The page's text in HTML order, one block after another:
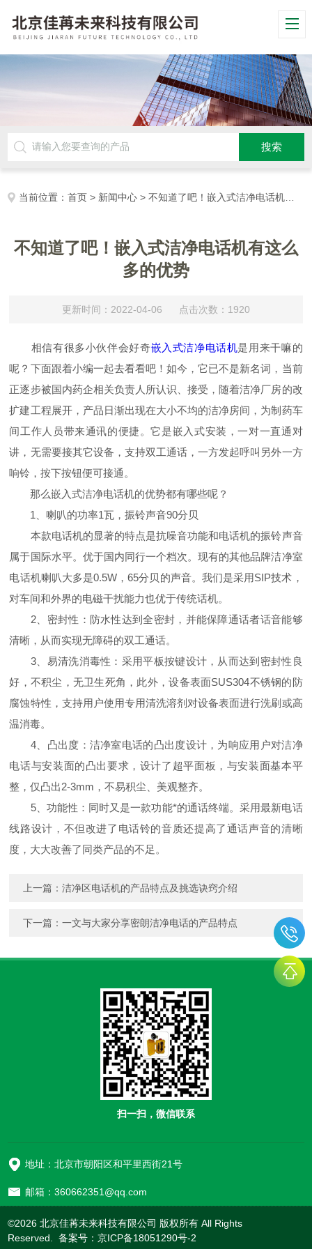
当前位置：首页 > 新闻中心 > 不知道了吧！嵌入式洁净电话机有这么多的优势
不知道了吧！嵌入式洁净电话机有这么
多的优势
更新时间：2022-04-06 点击次数：1920
相信有很多小伙伴会好奇嵌入式洁净电话机是用来干嘛的
呢？下面跟着小编一起去看看吧！如今，它已不是新名词，当前
正逐步被国内药企相关负责人所认识、接受，随着洁净厂房的改
扩建工程展开，产品日渐出现在大小不均的洁净房间，为制药车
间工作人员带来通讯的便捷。它是嵌入式安装，一对一直通对
讲，无需要接其它设备，支持双工通话，一方发起呼叫另外一方
响铃，按下按钮便可接通。
那么嵌入式洁净电话机的优势都有哪些呢？
1、喇叭的功率1瓦，振铃声音90分贝
本款电话机的显著的特点是抗噪音功能和电话机的振铃声音
属于国际水平。优于国内同行一个档次。现有的其他品牌洁净室
电话机喇叭大多是0.5W，65分贝的声音。我们是采用SIP技术，
对车间和外界的电磁干扰能力也优于传统话机。
2、密封性：防水性达到全密封，并能保障通话者话音能够
清晰，从而实现无障碍的双工通话。
3、易清洗消毒性：采用平板按键设计，从而达到密封性良
好，不积尘，无卫生死角，此外，设备表面SUS304不锈钢的防
腐蚀特性，支持用户使用专用清洗溶剂对设备表面进行洗刷或高
温消毒。
4、凸出度：洁净室电话的凸出度设计，为响应用户对洁净
电话与安装面的凸出要求，设计了超平面板，与安装面基本平
整，仅凸出2-3mm，不易积尘、美观整齐。
5、功能性：同时又是一款功能*的通话终端。采用最新电话
线路设计，不但改进了电话铃的音质还提高了通话声音的清晰
度，大大改善了同类产品的不足。
上一篇：洁净区电话机的产品特点及挑选诀窍介绍
下一篇：一文与大家分享密朗洁净电话的产品特点
扫一扫，微信联系
地址：北京市朝阳区和平里西街21号
邮箱：360662351@qq.com
©2026 北京佳苒未来科技有限公司 版权所有 All Rights
Reserved. 备案号：京ICP备18051290号-2